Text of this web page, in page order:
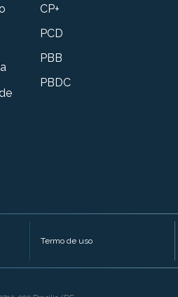
CP+
PCD
PBB
PBDC
Termo de uso